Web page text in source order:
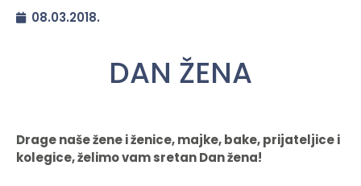
08.03.2018.
DAN ŽENA
Drage naše žene i ženice, majke, bake, prijateljice i
kolegice, želimo vam sretan Dan žena!